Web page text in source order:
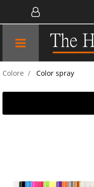
Open menu
Colore Color spray